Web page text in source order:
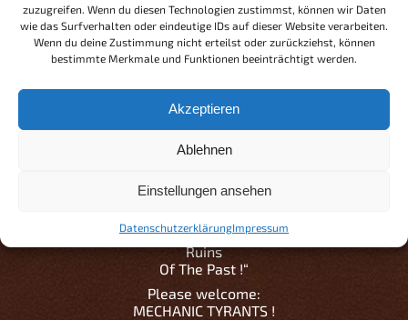
zuzugreifen. Wenn du diesen Technologien zustimmst, können wir Daten
wie das Surfverhalten oder eindeutige IDs auf dieser Website verarbeiten.
Wenn du deine Zustimmung nicht erteilst oder zurückziehst, können
bestimmte Merkmale und Funktionen beeinträchtigt werden.
Akzeptieren
Ablehnen
Einstellungen ansehen
DatenschutzerklärungImpressum
Wie ? Was ?
Ups, falscher Zettel. Das war der Kurzbericht
unserer diesjährigen Aftershow-Backstage-Party.
jeden Fall die Statik aller Balken nochmal von einer
Dresdner Firma überprüfen lassen müssen, damit da
nichts einstürzen kann…
Tonlagen:
Ruins
Ruins
Of The Past !“
Please welcome:
MECHANIC TYRANTS !